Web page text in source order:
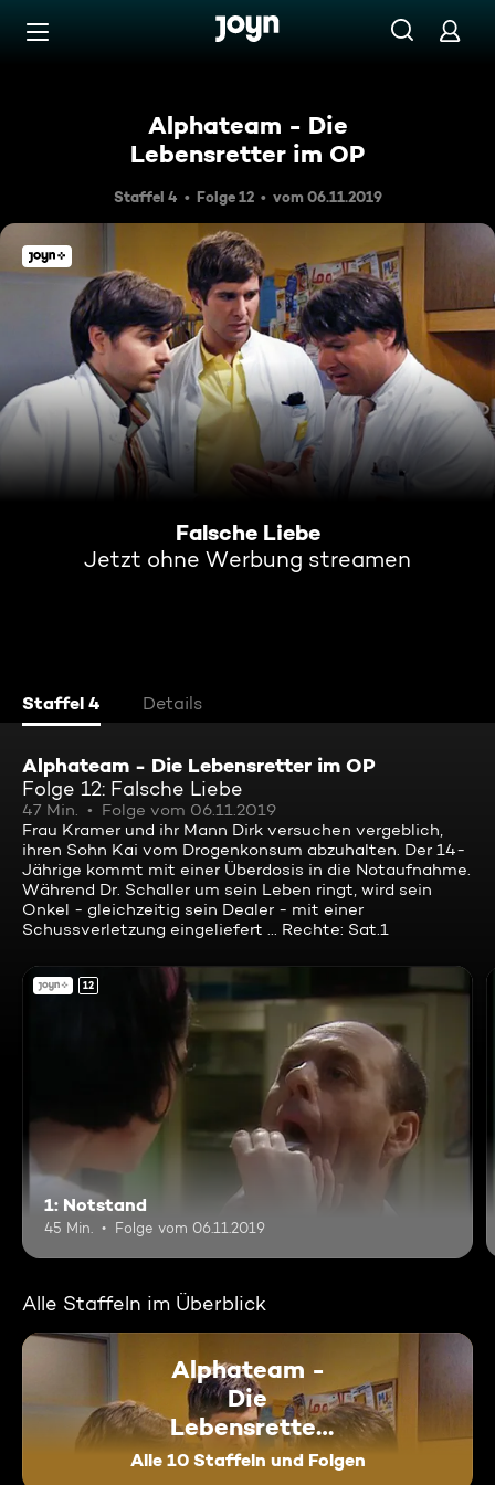
Zum Inhalt springen
Alphateam - Die
Lebensretter im OP
Staffel 4 Folge 12 vom 06.11.2019
Falsche Liebe
Jetzt ohne Werbung streamen
Staffel 4 Details
Alphateam - Die Lebensretter im OP
Folge 12: Falsche Liebe
47 Min.
Folge vom 06.11.2019
Frau Kramer und ihr Mann Dirk versuchen vergeblich,
ihren Sohn Kai vom Drogenkonsum abzuhalten. Der 14-
Jährige kommt mit einer Überdosis in die Notaufnahme.
Während Dr. Schaller um sein Leben ringt, wird sein
Onkel - gleichzeitig sein Dealer - mit einer
Schussverletzung eingeliefert ... Rechte: Sat.1
12
1: Notstand
45 Min. Folge vom 06.11.2019
Alle Staffeln im Überblick
Alphateam -
Die
Lebensretter
im OP
Alle 10 Staffeln und Folgen